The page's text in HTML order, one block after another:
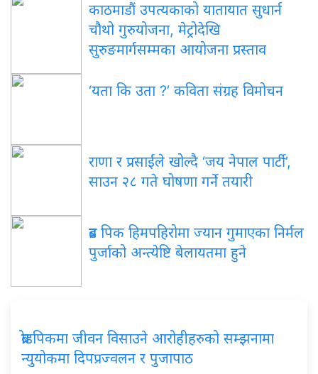
काठमाडौं उपत्यकाको यातायात सुधार्न
चौथो गुरुयोजना, मेट्रोदेखि
सुरुङमार्गसम्मका आयोजना प्रस्ताव
‘यता कि उता ?’ कविता संग्रह विमोचन
राणा र प्रसाईंले खोल्दै ‘जय नेपाल पार्टी’,
साउन २८ गते घोषणा गर्ने तयारी
ब्रड पिक हिमपहिरोमा ज्यान गुमाएका निर्मल
पुर्जाको अन्त्येष्टि बेलायतमा हुने
ब्रोडपिकमा जीवन विसाउने आरोहीहरुको सम्झनामा
न्युयोकमा दिपप्रज्वलन र पुजापाठ